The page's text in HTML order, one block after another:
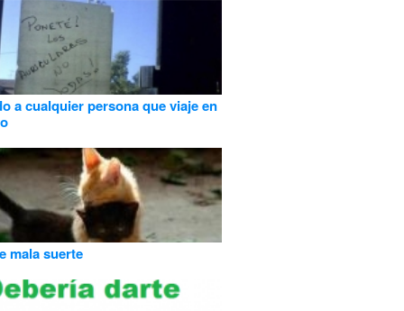
a cualquier persona que viaje en
mala suerte